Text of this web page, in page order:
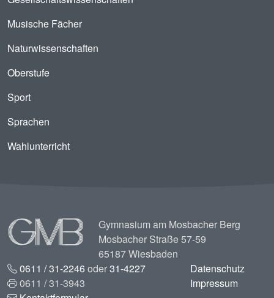
Musische Fächer
Naturwissenschaften
Oberstufe
Sport
Sprachen
Wahlunterricht
Image
Gymnasium am Mosbacher Berg
Mosbacher Straße 57-59
65187 Wiesbaden
0611 / 31-2246oder31-4227
0611 / 31-3943
Datenschutz
Impressum